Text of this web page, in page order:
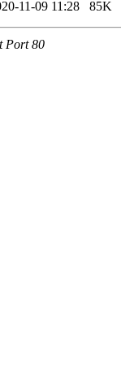
11-09 11:28 85K
Port 80